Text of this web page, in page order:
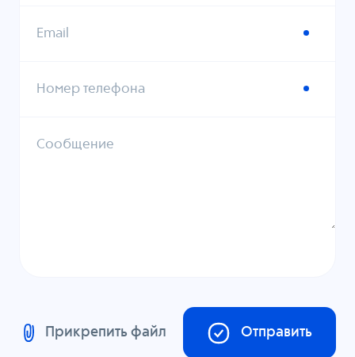
Email
Номер телефона
Сообщение
Прикрепить файл Отправить